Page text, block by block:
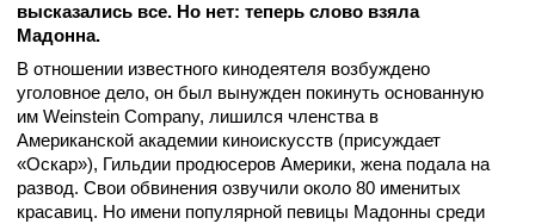
высказались все. Но нет: теперь слово взяла
Мадонна.
В отношении известного кинодеятеля возбуждено
уголовное дело, он был вынужден покинуть основанную
им Weinstein Company, лишился членства в
Американской академии киноискусств (присуждает
«Оскар»), Гильдии продюсеров Америки, жена подала на
развод. Свои обвинения озвучили около 80 именитых
красавиц. Но имени популярной певицы Мадонны среди